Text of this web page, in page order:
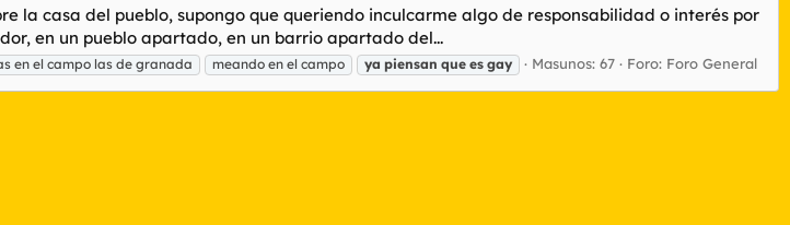
la casa del pueblo, supongo que queriendo inculcarme algo de responsabilidad o interés por
en un pueblo apartado, en un barrio apartado del...
en el campo las de granada meando en el campo ya piensan que es gay Masunos: 67 Foro: Foro General